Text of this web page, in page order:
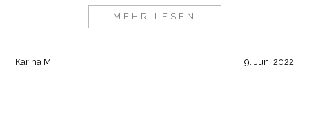
MEHR LESEN
Karina M. 9. Juni 2022